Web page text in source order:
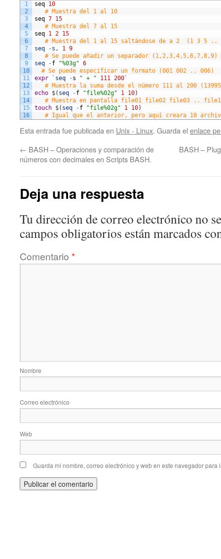
1
2
3
4
5
6
7
8
9
10
11
12
13
14
15
16
seq 10
# Muestra del 1 al 10
seq 7 15
# Muestra del 7 al 15
seq 1 2 15
# Muestra del 1 al 15 saltándose de a 2  (1 3 5 ..
seq
-s , 1 9
# Se puede añadir un separador (1,2,3,4,5,6,7,8,9)
seq
-f "%03g" 6
# Se puede especificar un formato (001 002 .. 006)
expr
` seq -s " + " 111 200 `
# Muestra la suma desde el número 111 al 200
echo $( seq -f "file%02g" 1 10)
# Muestra en pantalla file01 file02 file03 ..
touch $( seq -f "file%02g" 1 10)
# Igual que el anterior, pero aquí creara 10
Esta entrada fue publicada en Unix - Linux. Guarda el enlace
← BASH – Operaciones y comparación de
números con decimales en Scripts BASH.
BASH –
Deja una respuesta
Tu dirección de correo electrónico no
campos obligatorios están marcados
Comentario *
Nombre
Correo electrónico
Web
Guarda mi nombre, correo electrónico y web en este navegador para